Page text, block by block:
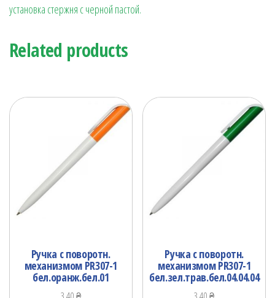
установка стержня с черной пастой.
Related products
Ручка с поворотн.
механизмом PR307-1
бел.оранж.бел.01
Ручка с поворотн.
механизмом PR307-1
бел.зел.трав.бел.04.04.04